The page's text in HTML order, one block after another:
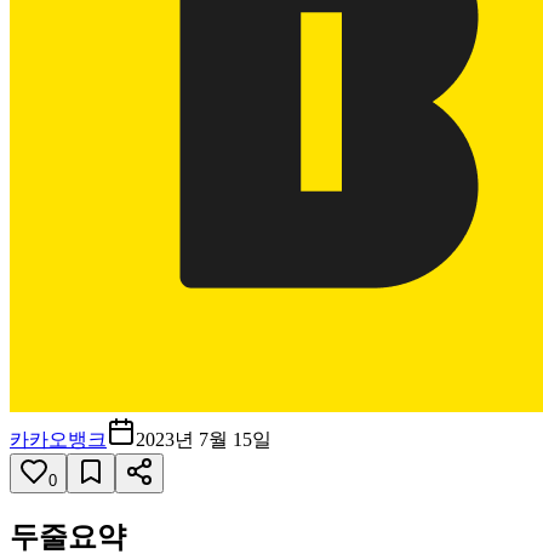
카카오뱅크 2023년 7월 15일
0
두줄요약